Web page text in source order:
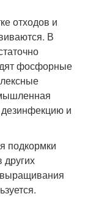
отходов и
В
фосфорные
дезинфекцию и
подкормки
других